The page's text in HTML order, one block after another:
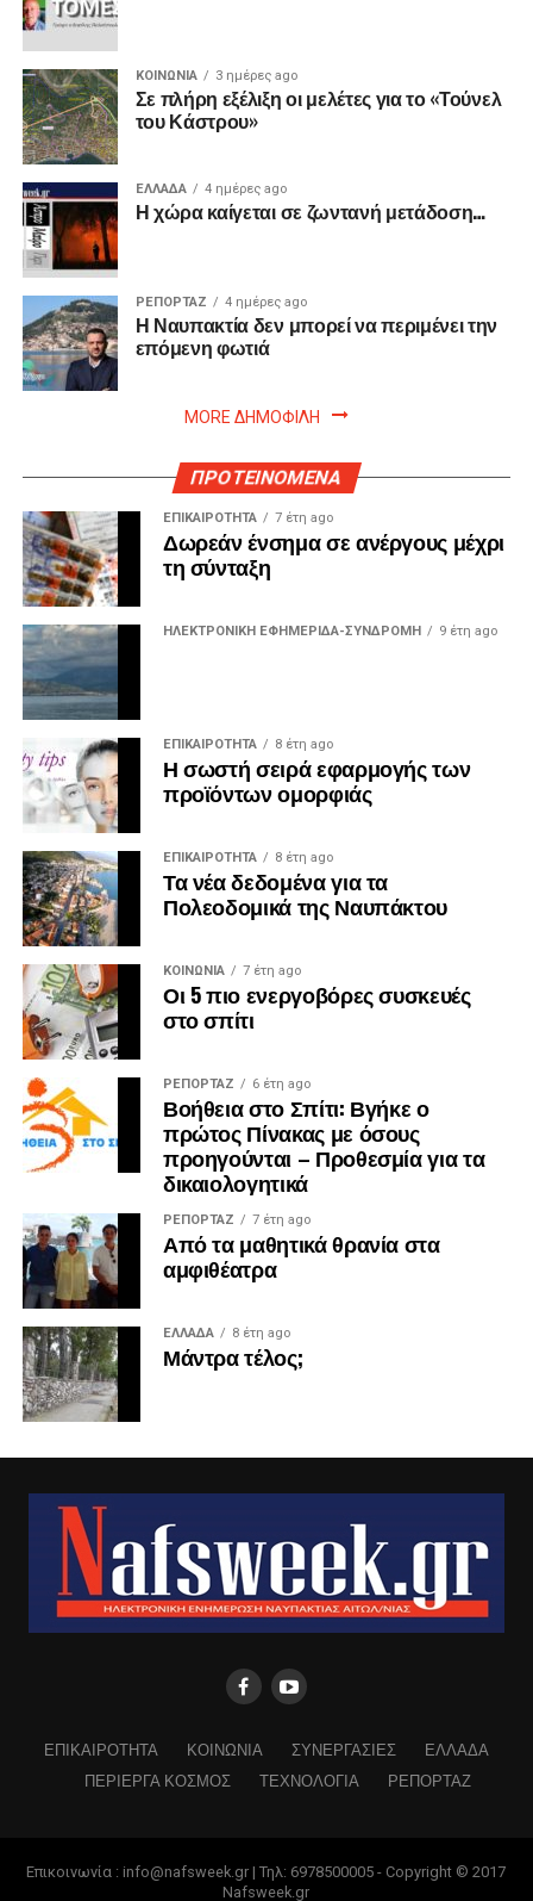
ΚΟΙΝΩΝΙΑ 3 ημέρες ago
Σε πλήρη εξέλιξη οι μελέτες για το «Τούνελ
του Κάστρου»
ΕΛΛΑΔΑ 4 ημέρες ago
Η χώρα καίγεται σε ζωντανή μετάδοση…
ΡΕΠΟΡΤΑΖ 4 ημέρες ago
Η Ναυπακτία δεν μπορεί να περιμένει την
επόμενη φωτιά
MORE ΔΗΜΟΦΙΛΗ
ΠΡΟΤΕΙΝΟΜΕΝΑ
ΕΠΙΚΑΙΡΟΤΗΤΑ 7 έτη ago
Δωρεάν ένσημα σε ανέργους μέχρι
τη σύνταξη
ΗΛΕΚΤΡΟΝΙΚΗ ΕΦΗΜΕΡΙΔΑ-ΣΥΝΔΡΟΜΗ 9 έτη ago
ΕΠΙΚΑΙΡΟΤΗΤΑ 8 έτη ago
Η σωστή σειρά εφαρμογής των
προϊόντων ομορφιάς
ΕΠΙΚΑΙΡΟΤΗΤΑ 8 έτη ago
Τα νέα δεδομένα για τα
Πολεοδομικά της Ναυπάκτου
ΚΟΙΝΩΝΙΑ 7 έτη ago
Οι 5 πιο ενεργοβόρες συσκευές
στο σπίτι
ΡΕΠΟΡΤΑΖ 6 έτη ago
Βοήθεια στο Σπίτι: Βγήκε ο
πρώτος Πίνακας με όσους
προηγούνται – Προθεσμία για τα
δικαιολογητικά
ΡΕΠΟΡΤΑΖ 7 έτη ago
Από τα μαθητικά θρανία στα
αμφιθέατρα
ΕΛΛΑΔΑ 8 έτη ago
Μάντρα τέλος;
ΕΠΙΚΑΙΡΟΤΗΤΑ ΚΟΙΝΩΝΙΑ ΣΥΝΕΡΓΑΣΙΕΣ
ΕΛΛΑΔΑ
ΠΕΡΙΕΡΓΑ ΚΟΣΜΟΣ
ΤΕΧΝΟΛΟΓΙΑ ΡΕΠΟΡΤΑΖ
Επικοινωνία : info@nafsweek.gr | Τηλ: 6978500005 - Copyright © 2017
Nafsweek.gr